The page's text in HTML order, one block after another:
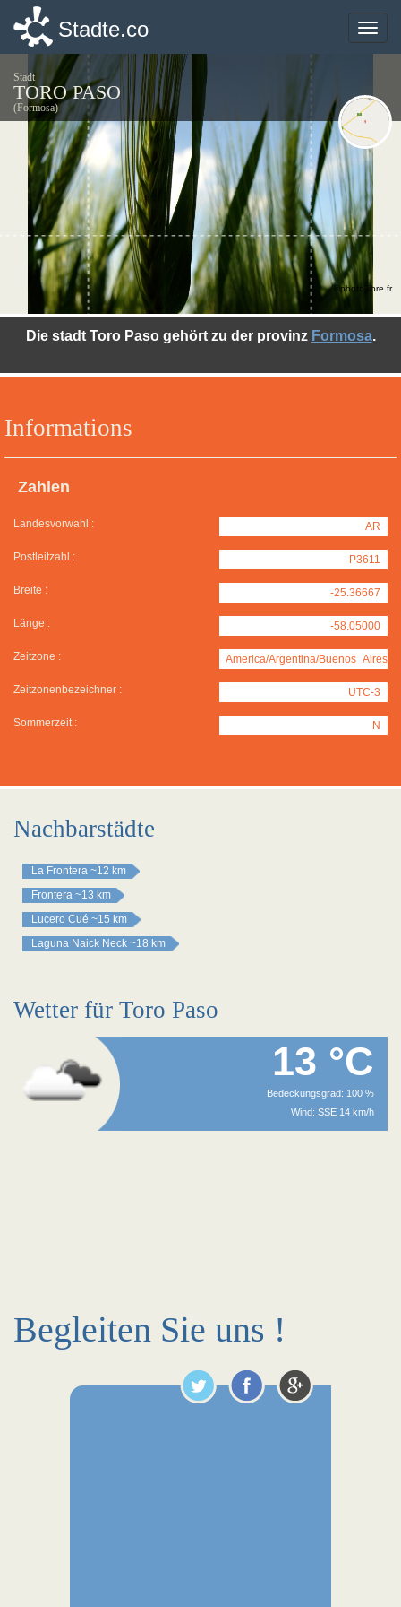
Toggle
Stadte.co
Stadt
TORO PASO
(Formosa)
Informations
Zahlen
Landesvorwahl : AR
Postleitzahl : P3611
Breite : -25.36667
Länge : -58.05000
Zeitzone : America/Argentina/Buenos_Aires
Zeitzonenbezeichner : UTC-3
Sommerzeit : N
Die stadt Toro Paso gehört zu der provinz Formosa.
©photo-libre.fr
Nachbarstädte
La Frontera ~12 km
Frontera ~13 km
Lucero Cué ~15 km
Laguna Naick Neck ~18 km
Wetter für Toro Paso
13 °C
Bedeckungsgrad: 100 %
Wind: SSE 14 km/h
Begleiten Sie uns !
Toggle
Stadte.co